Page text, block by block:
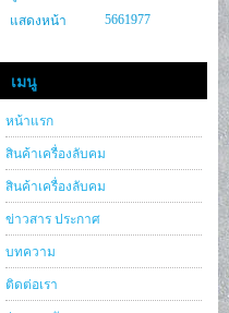
แสดงหน้า
5661977
เมนู
หน้าแรก
สินค้าเครื่องลับคม
สินค้าเครื่องลับคม
ข่าวสาร ประกาศ
บทความ
ติดต่อเรา